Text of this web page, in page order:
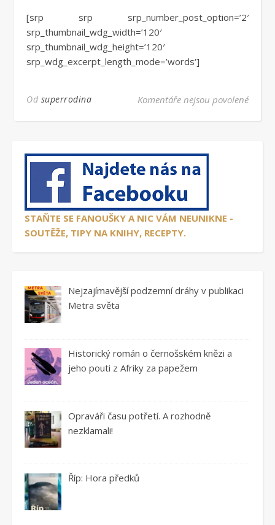
[srp srp srp_number_post_option=’2′
srp_thumbnail_wdg_width=’120′
srp_thumbnail_wdg_height=’120′
srp_wdg_excerpt_length_mode=’words‘]
Od superrodina Komentáře nejsou povolenéu
STAŇTE SE FANOUŠKY A NIC VÁM NEUNIKNE -
SOUTĚŽE, TIPY NA KNIHY, RECEPTY.
Nejzajímavější podzemní dráhy v publikaci
Metra světa
Historický román o černošském knězi a
jeho pouti z Afriky za papežem
Opraváři času potřetí. A rozhodně
nezklamali!
Říp: Hora předků